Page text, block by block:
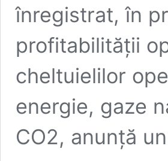
înregistrat, în
profitabilității
cheltuielilor
energie, gaze
CO2, anunță